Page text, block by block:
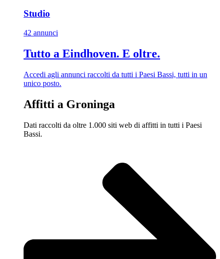
Studio
42 annunci
Tutto a Eindhoven. E oltre.
Accedi agli annunci raccolti da tutti i Paesi Bassi, tutti in un
unico posto.
Affitti a Groninga
Dati raccolti da oltre 1.000 siti web di affitti in tutti i Paesi
Bassi.